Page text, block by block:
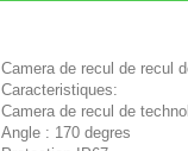
Camera de recul de recul
Caracteristiques:
Camera de recul de
Angle : 170 degres